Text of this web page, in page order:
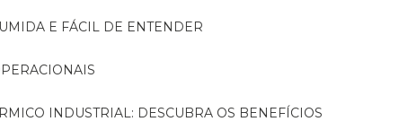
E FÁCIL DE ENTENDER
INDUSTRIAL: DESCUBRA OS BENEFÍCIOS